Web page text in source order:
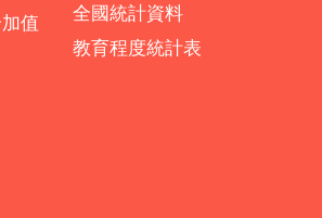
值
全國統計資料
教育程度統計表